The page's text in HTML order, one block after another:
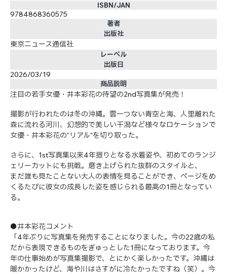
ISBN/JAN
9784868360575
著者
出版社
東京ニュース通信社
レーベル
出版日
2026/03/19
商品説明
注目の若手女優・井本彩花の待望の2nd写真集が発売！
撮影が行われたのは冬の沖縄。雲一つない青空と海、人里離れた
森に流れる河川、幻想的で美しい干潟など様々なロケーションで
女優・井本彩花の“リアル”を切り取った。
さらに、1st写真集以来4年振りとなる水着姿や、初めてのランジ
ェリーカットにも挑戦。磨き上げられた抜群のスタイルと、
まだ誰も見たことない大人の表情を見ることができ、ページをめ
くるたびに彼女の成長した姿を感じられる最高の1冊となってい
る。
●井本彩花コメント
「4年ぶりに写真集を発売することになりました。今の22歳の私
だから表現できるものをぎゅっとした1冊になっております。今
年の仕事始めが写真集撮影で、とにかく楽しかったです。沖縄は
暖かかったけど、海や川はさすがに冷たかったですね（笑）。今